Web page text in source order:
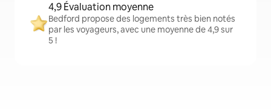
4,9 Évaluation moyenne
Bedford propose des logements très bien notés
par les voyageurs, avec une moyenne de 4,9 sur
5 !